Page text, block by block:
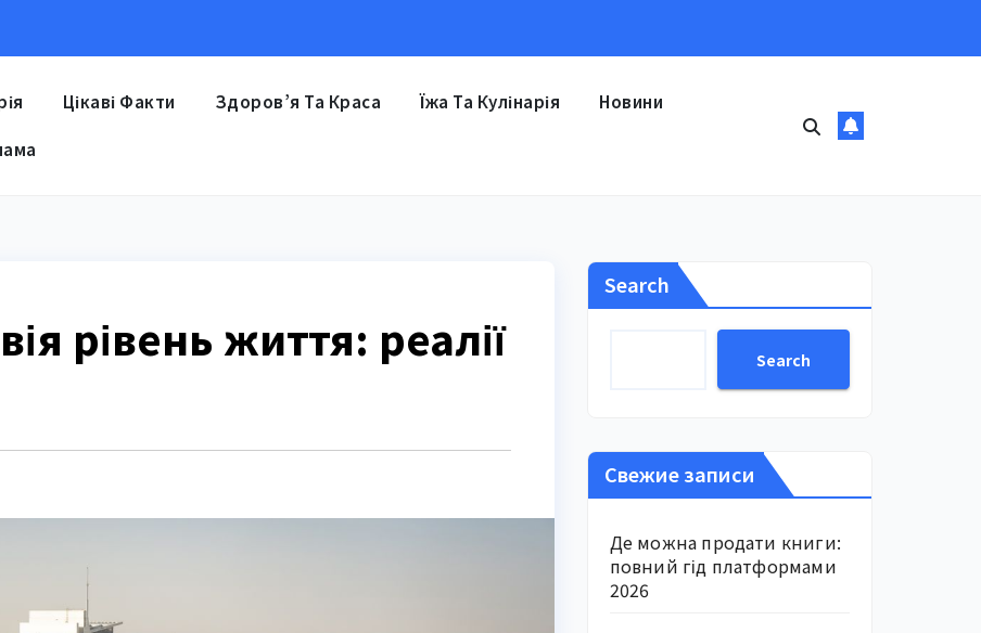
Цікаві Факти Здоров’я Та Краса Їжа Та Кулінарія Новини
рівень життя: реалії
Search
Search
Свежие записи
Де можна продати книги:
повний гід платформами
2026